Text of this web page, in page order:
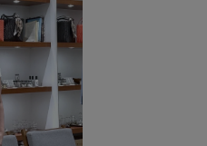
スッキリ スラックス
躍 デニムシャツ
バックプリント
モード リメイク